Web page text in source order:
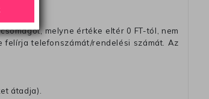
melyne értéke eltér 0 FT-tól, nem
felírja telefonszámát/rendelési számát. Az
átadja).